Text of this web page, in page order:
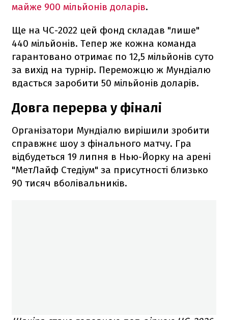
майже 900 мільйонів доларів.
Ще на ЧС-2022 цей фонд складав "лише"
440 мільйонів. Тепер же кожна команда
гарантовано отримає по 12,5 мільйонів суто
за вихід на турнір. Переможцю ж Мундіалю
вдасться заробити 50 мільйонів доларів.
Довга перерва у фіналі
Організатори Мундіалю вирішили зробити
справжнє шоу з фінального матчу. Гра
відбудеться 19 липня в Нью-Йорку на арені
"МетЛайф Стедіум" за присутності близько
90 тисяч вболівальників.